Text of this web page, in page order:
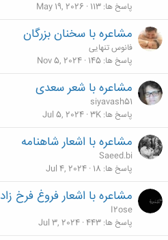
پاسخ ها 113
May 19, 2026
مشاعره با سخنان بزرگان
فانوس تنهایی
پاسخ ها 145
Nov 5, 2024
مشاعره با شعر سعدی
siyavash51
پاسخ ها 3K
Jul 5, 2024
مشاعره با اشعار شاهنامه
Saeed.bi
پاسخ ها 18
Jul 4, 2024
مشاعره با اشعار فروغ فرخ زاد
I2ose
پاسخ ها 443
Jul 3, 2024